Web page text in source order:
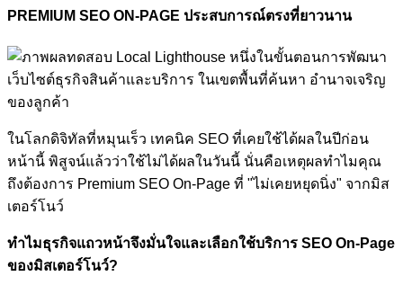
PREMIUM SEO ON-PAGE ประสบการณ์ตรงที่ยาวนาน
ในโลกดิจิทัลที่หมุนเร็ว เทคนิค SEO ที่เคยใช้ได้ผลในปีก่อน
หน้านี้ พิสูจน์แล้วว่าใช้ไม่ได้ผลในวันนี้ นั่นคือเหตุผลทำไมคุณ
ถึงต้องการ Premium SEO On-Page ที่ "ไม่เคยหยุดนิ่ง" จากมิส
เตอร์โนว์
ทำไมธุรกิจแถวหน้าจึงมั่นใจและเลือกใช้บริการ SEO On-Page
ของมิสเตอร์โนว์?